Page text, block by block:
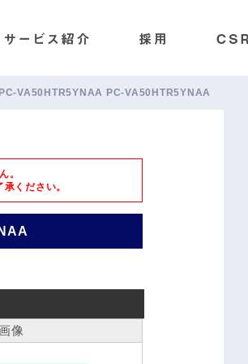
VA50HTR5YNAA PC-VA50HTR5YNAA
。
ください。
像